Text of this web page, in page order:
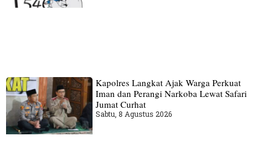
Kapolres Langkat Ajak Warga Perkuat
Iman dan Perangi Narkoba Lewat Safari
Jumat Curhat
Sabtu, 8 Agustus 2026